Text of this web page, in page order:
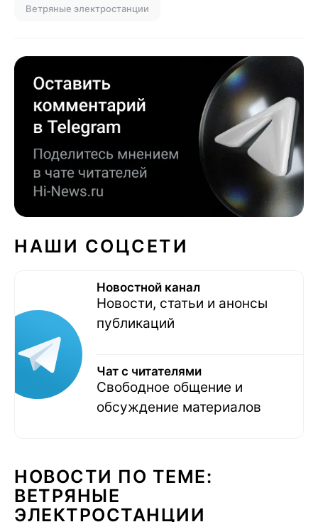
Ветряные электростанции
НАШИ СОЦСЕТИ
Новостной канал
Новости, статьи и анонсы
публикаций
Чат с читателями
Свободное общение и
обсуждение материалов
НОВОСТИ ПО ТЕМЕ:
ВЕТРЯНЫЕ
ЭЛЕКТРОСТАНЦИИ